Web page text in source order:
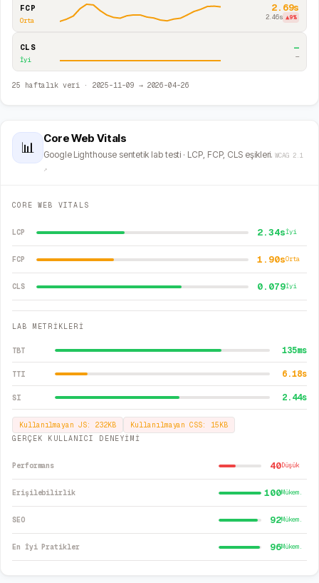
FCP
Orta
2.69s
2.46s ▲9%
CLS
İyi
—
—
25 haftalık veri · 2025-11-09 → 2026-04-26
📊
Core Web Vitals
Google Lighthouse sentetik lab testi · LCP, FCP, CLS eşikleri. WCAG 2.1
↗
CORE WEB VITALS
LCP 2.34sİyi
FCP 1.90sOrta
CLS 0.079İyi
LAB METRİKLERİ
TBT 135ms
TTI 6.18s
SI 2.44s
Kullanılmayan JS: 232KB Kullanılmayan CSS: 15KB
GERÇEK KULLANICI DENEYİMİ
Performans 40Düşük
Erişilebilirlik 100Mükem.
SEO 92Mükem.
En İyi Pratikler 96Mükem.